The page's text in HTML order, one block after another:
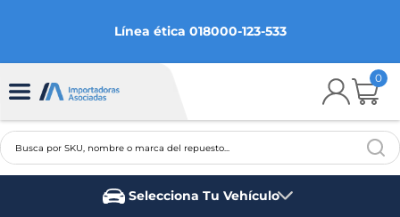
Línea ética 018000-123-533
0
Busca por SKU, nombre o marca del repuesto...
Selecciona Tu Vehículo